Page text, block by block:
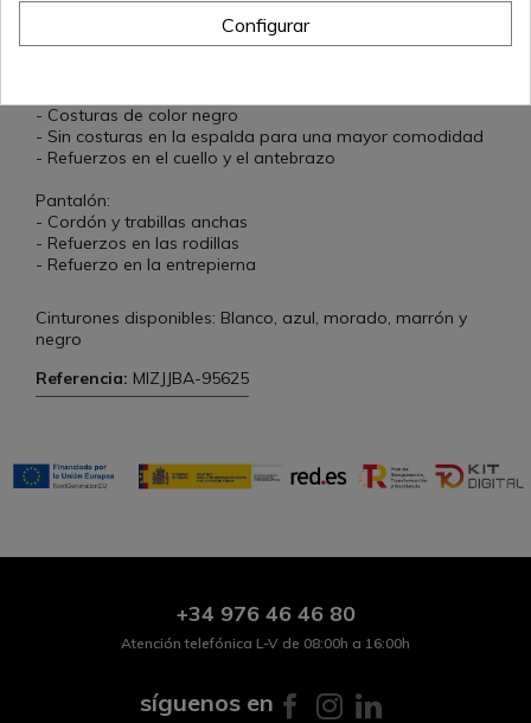
descripción
- Costuras de color negro
- Sin costuras en la espalda para una mayor comodidad
- Refuerzos en el cuello y el antebrazo
Pantalón:
- Cordón y trabillas anchas
- Refuerzos en las rodillas
- Refuerzo en la entrepierna
Cinturones disponibles: Blanco, azul, morado, marrón y
negro
Referencia: MIZJJBA-95625
+34 976 46 46 80
Atención telefónica L-V de 08:00h a 16:00h
síguenos en
Configurar